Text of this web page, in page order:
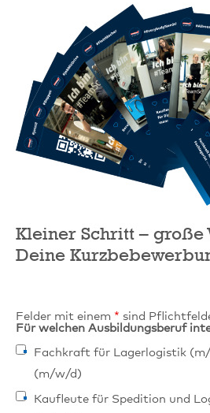
Kleiner Schritt – große
Deine
Felder mit einem * sind
Für welchen Ausbildungsberuf
Fachkraft für Lagerlogistik
(m/w/d)
Kaufleute für Spedition und